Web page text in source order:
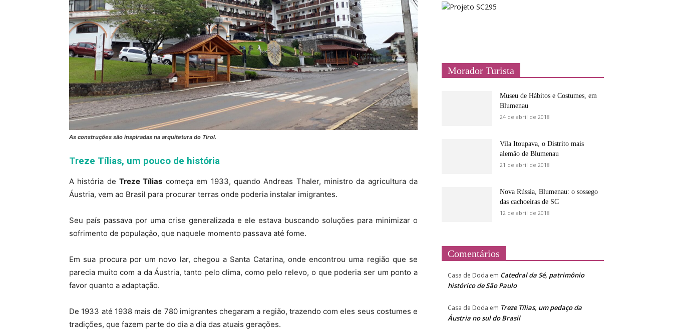
As construções são inspiradas na arquitetura do Tirol.
Treze Tílias, um pouco de história
A história deTreze Tílias começa em 1933, quando Andreas Thaler, ministro da agricultura da
Áustria, vem ao Brasil para procurar terras onde poderia instalar imigrantes.
Seu país passava por uma crise generalizada e ele estava buscando soluções para minimizar o
sofrimento de população, que naquele momento passava até fome.
Em sua procura por um novo lar, chegou a Santa Catarina, onde encontrou uma região que se
parecia muito com a da Áustria, tanto pelo clima, como pelo relevo, o que poderia ser um ponto a
favor quanto a adaptação.
De 1933 até 1938 mais de 780 imigrantes chegaram a região, trazendo com eles seus costumes e
tradições, que fazem parte do dia a dia das atuais gerações.
Morador Turista
Museu de Hábitos e Costumes, em
Blumenau
24 de abril de 2018
Vila Itoupava, o Distrito mais
alemão de Blumenau
21 de abril de 2018
Nova Rússia, Blumenau: o sossego
das cachoeiras de SC
12 de abril de 2018
Comentários
Casa de Doda em Catedral da Sé, patrimônio
histórico de São Paulo
Casa de Doda em Treze Tílias, um pedaço da
Áustria no sul do Brasil